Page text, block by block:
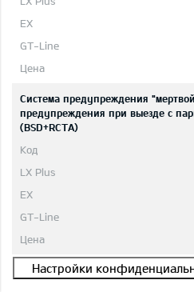
Система предупреждения
предупреждения при выезде с
(BSD+RCTA)